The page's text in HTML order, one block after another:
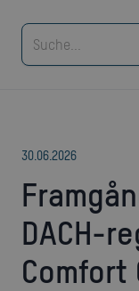
30 062026
Framgångs-hattrick i
DACH-